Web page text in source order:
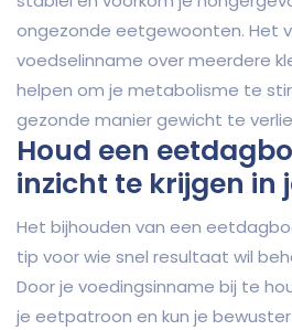
ongezonde eetgewoonten. Het
voedselinname over meerdere
helpen om je metabolisme te
gezonde manier gewicht te
Houd een
inzicht te krijgen in
Het bijhouden van een
tip voor wie snel resultaat wil
Door je voedingsinname bij te
je eetpatroon en kun je